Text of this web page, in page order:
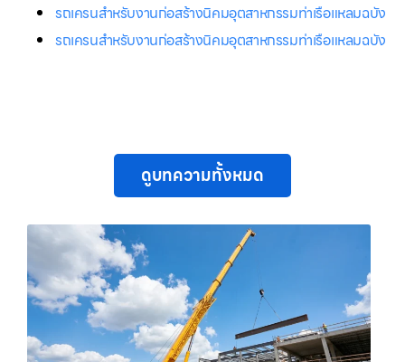
รถเครนสำหรับงานก่อสร้างนิคมอุตสาหกรรมท่าเรือแหลมฉบัง
รถเครนสำหรับงานก่อสร้างนิคมอุตสาหกรรมท่าเรือแหลมฉบัง
ดูบทความทั้งหมด